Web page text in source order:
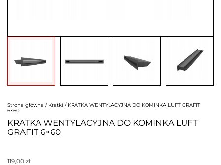
Strona główna / Kratki / KRATKA WENTYLACYJNA DO KOMINKA LUFT GRAFIT
6×60
KRATKA WENTYLACYJNA DO KOMINKA LUFT
GRAFIT 6×60
119,00 zł